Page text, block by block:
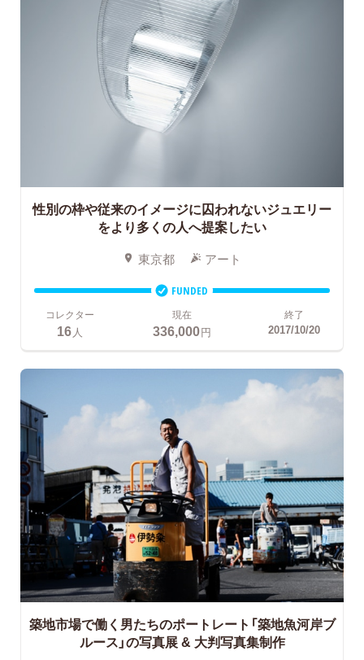
性別の枠や従来のイメージに囚われないジュエリー
をより多くの人へ提案したい
東京都 アート
FUNDED
コレクター
16人
現在
336,000円
終了
2017/10/20
築地市場で働く男たちのポートレート「築地魚河岸ブ
ルース」の写真展 & 大判写真集制作